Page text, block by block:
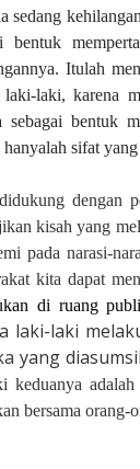
sedang
bentuk
Itulah
laki-laki, karena
sebagai bentuk
hanyalah sifat
dengan
kisah yang
pada narasi-
kita dapat
di ruang
laki-laki
yang
keduanya
bersama orang-